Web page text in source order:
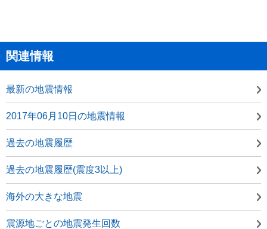
関連情報
最新の地震情報
2017年06月10日の地震情報
過去の地震履歴
過去の地震履歴(震度3以上)
海外の大きな地震
震源地ごとの地震発生回数